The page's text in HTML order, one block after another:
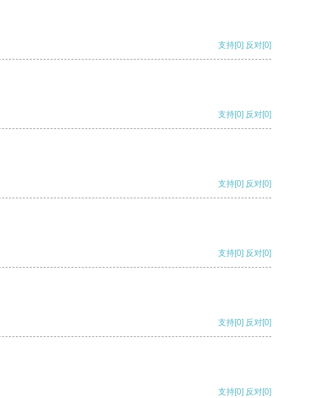
支持[0] 反对[0]
支持[0] 反对[0]
支持[0] 反对[0]
支持[0] 反对[0]
支持[0] 反对[0]
支持[0] 反对[0]